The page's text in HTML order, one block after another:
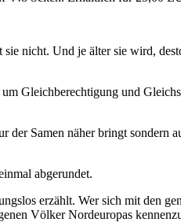
nicht. Und je älter sie wird,
Gleichberechtigung und
Samen näher bringt sondern
abgerundet.
erzählt. Wer sich mit den
Völker Nordeuropas